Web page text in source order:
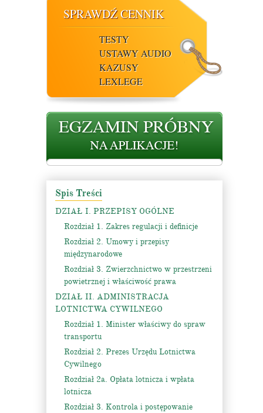
SPRAWDŹ CENNIK
TESTY
USTAWY AUDIO
KAZUSY
LEXLEGE
Spis Treści
DZIAŁ I. PRZEPISY OGÓLNE
Rozdział 1. Zakres regulacji i definicje
Rozdział 2. Umowy i przepisy
międzynarodowe
Rozdział 3. Zwierzchnictwo w przestrzeni
powietrznej i właściwość prawa
DZIAŁ II. ADMINISTRACJA
LOTNICTWA CYWILNEGO
Rozdział 1. Minister właściwy do spraw
transportu
Rozdział 2. Prezes Urzędu Lotnictwa
Cywilnego
Rozdział 2a. Opłata lotnicza i wpłata
lotnicza
Rozdział 3. Kontrola i postępowanie